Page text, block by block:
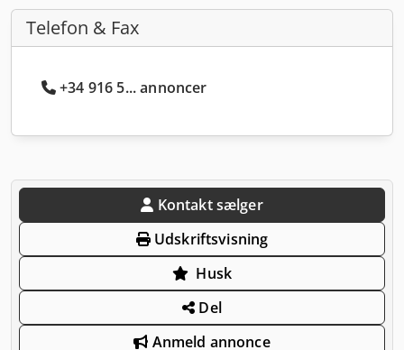
Telefon & Fax
+34 916 5... annoncer
Kontakt sælger
Udskriftsvisning
Husk
Del
Anmeld annonce